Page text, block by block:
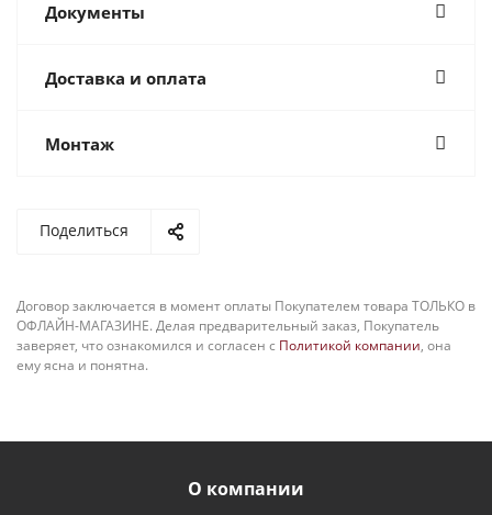
Документы
Доставка и оплата
Монтаж
Поделиться
Договор заключается в момент оплаты Покупателем товара ТОЛЬКО в
ОФЛАЙН-МАГАЗИНЕ. Делая предварительный заказ, Покупатель
заверяет, что ознакомился и согласен с Политикой компании, она
ему ясна и понятна.
О компании